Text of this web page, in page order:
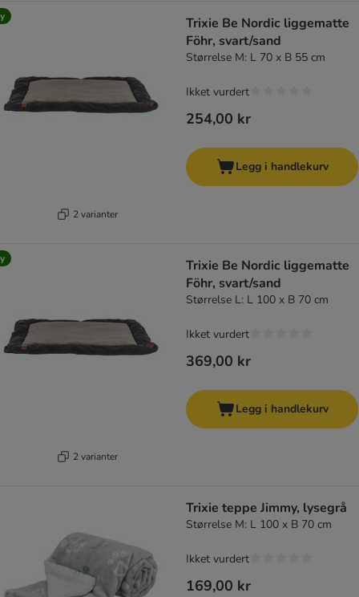
2 varianter
Trixie Be Nordic liggematte
Föhr, svart/sand
Størrelse M: L 70 x B 55 cm
254,00 kr
Ikket vurdert
Legg i handlekurv
2 varianter
Trixie Be Nordic liggematte
Föhr, svart/sand
Størrelse L: L 100 x B 70 cm
369,00 kr
Ikket vurdert
Legg i handlekurv
Trixie teppe Jimmy, lysegrå
Størrelse M: L 100 x B 70 cm
169,00 kr
Ikket vurdert